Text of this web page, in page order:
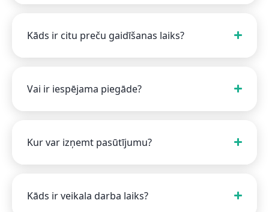
Kāds ir citu preču gaidīšanas laiks?
Vai ir iespējama piegāde?
Kur var izņemt pasūtījumu?
Kāds ir veikala darba laiks?